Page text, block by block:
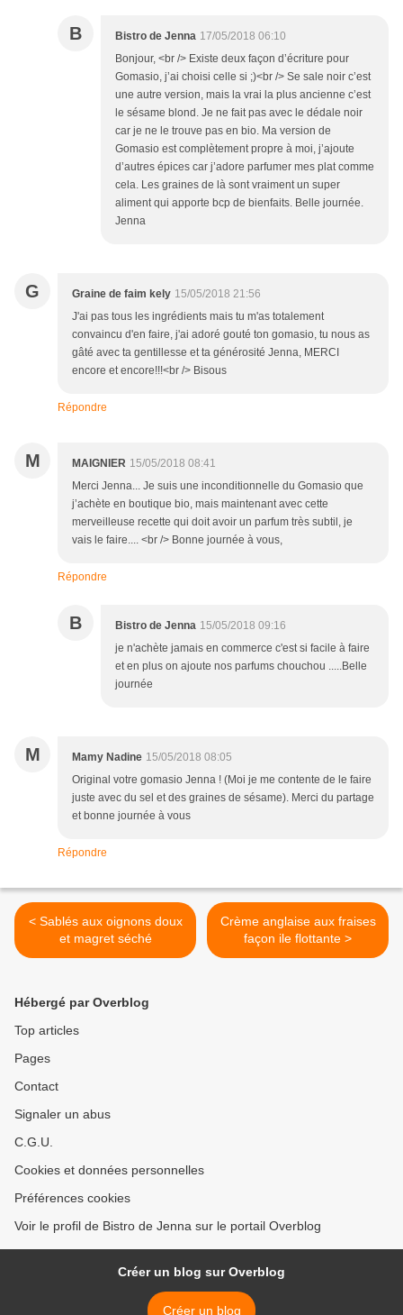
B Bistro de Jenna 17/05/2018 06:10
Bonjour, <br /> Existe deux façon d’écriture pour
Gomasio, j’ai choisi celle si ;)<br /> Se sale noir c’est
une autre version, mais la vrai la plus ancienne c’est
le sésame blond. Je ne fait pas avec le dédale noir
car je ne le trouve pas en bio. Ma version de
Gomasio est complètement propre à moi, j’ajoute
d’autres épices car j’adore parfumer mes plat comme
cela. Les graines de là sont vraiment un super
aliment qui apporte bcp de bienfaits. Belle journée.
Jenna
G Graine de faim kely 15/05/2018 21:56
J'ai pas tous les ingrédients mais tu m'as totalement
convaincu d'en faire, j'ai adoré gouté ton gomasio, tu nous as
gâté avec ta gentillesse et ta générosité Jenna, MERCI
encore et encore!!!<br /> Bisous
Répondre
M MAIGNIER 15/05/2018 08:41
Merci Jenna... Je suis une inconditionnelle du Gomasio que
j’achète en boutique bio, mais maintenant avec cette
merveilleuse recette qui doit avoir un parfum très subtil, je
vais le faire.... <br /> Bonne journée à vous,
Répondre
B Bistro de Jenna 15/05/2018 09:16
je n'achète jamais en commerce c'est si facile à faire
et en plus on ajoute nos parfums chouchou .....Belle
journée
M Mamy Nadine 15/05/2018 08:05
Original votre gomasio Jenna ! (Moi je me contente de le faire
juste avec du sel et des graines de sésame). Merci du partage
et bonne journée à vous
Répondre
< Sablés aux oignons doux
et magret séché
Crème anglaise aux fraises
façon ile flottante >
Hébergé par Overblog
Top articles
Pages
Contact
Signaler un abus
C.G.U.
Cookies et données personnelles
Préférences cookies
Voir le profil de Bistro de Jenna sur le portail Overblog
Créer un blog sur Overblog
Créer un blog